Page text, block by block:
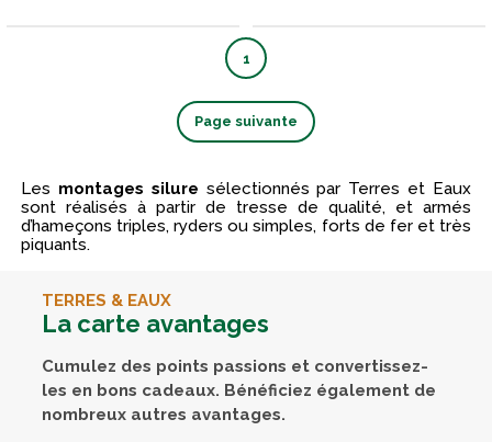
1
Page suivante
Les montages silure sélectionnés par Terres et Eaux
sont réalisés à partir de tresse de qualité, et armés
d’hameçons triples, ryders ou simples, forts de fer et très
piquants.
TERRES & EAUX
La carte avantages
Cumulez des points passions et convertissez-
les en bons cadeaux. Bénéficiez également de
nombreux autres avantages.